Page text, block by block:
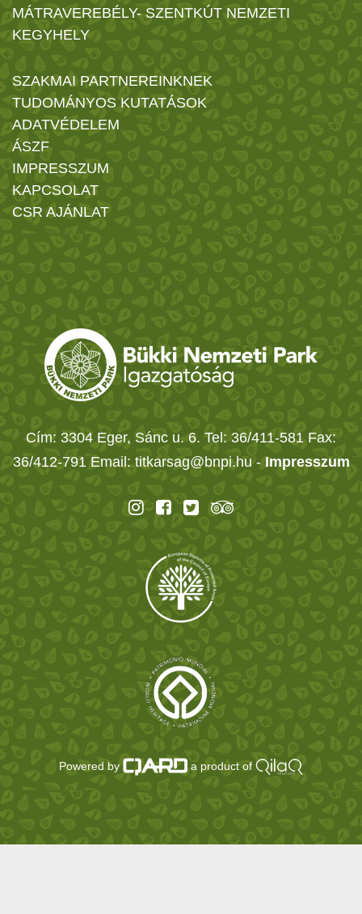
MÁTRAVEREBÉLY- SZENTKÚT NEMZETI
KEGYHELY
SZAKMAI PARTNEREINKNEK
TUDOMÁNYOS KUTATÁSOK
ADATVÉDELEM
ÁSZF
IMPRESSZUM
KAPCSOLAT
CSR AJÁNLAT
Cím: 3304 Eger, Sánc u. 6. Tel: 36/411-581 Fax:
36/412-791 Email: titkarsag@bnpi.hu - Impresszum
Powered by a product of